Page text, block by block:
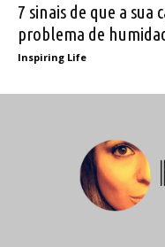
7 sinais de que a sua
problema de
Inspiring Life